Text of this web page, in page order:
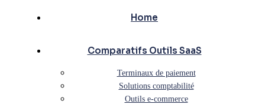
Home
Comparatifs Outils SaaS
Terminaux de paiement
Solutions comptabilité
Outils e-commerce